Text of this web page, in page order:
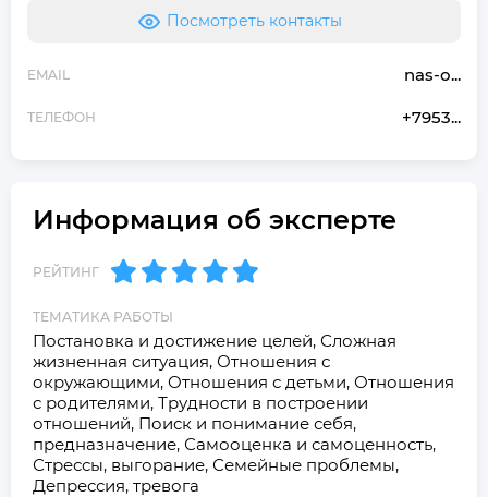
Посмотреть контакты
EMAIL nas-o...
ТЕЛЕФОН +7953...
Информация об эксперте
РЕЙТИНГ
ТЕМАТИКА РАБОТЫ
Постановка и достижение целей, Сложная
жизненная ситуация, Отношения с
окружающими, Отношения с детьми, Отношения
с родителями, Трудности в построении
отношений, Поиск и понимание себя,
предназначение, Самооценка и самоценность,
Стрессы, выгорание, Семейные проблемы,
Депрессия, тревога